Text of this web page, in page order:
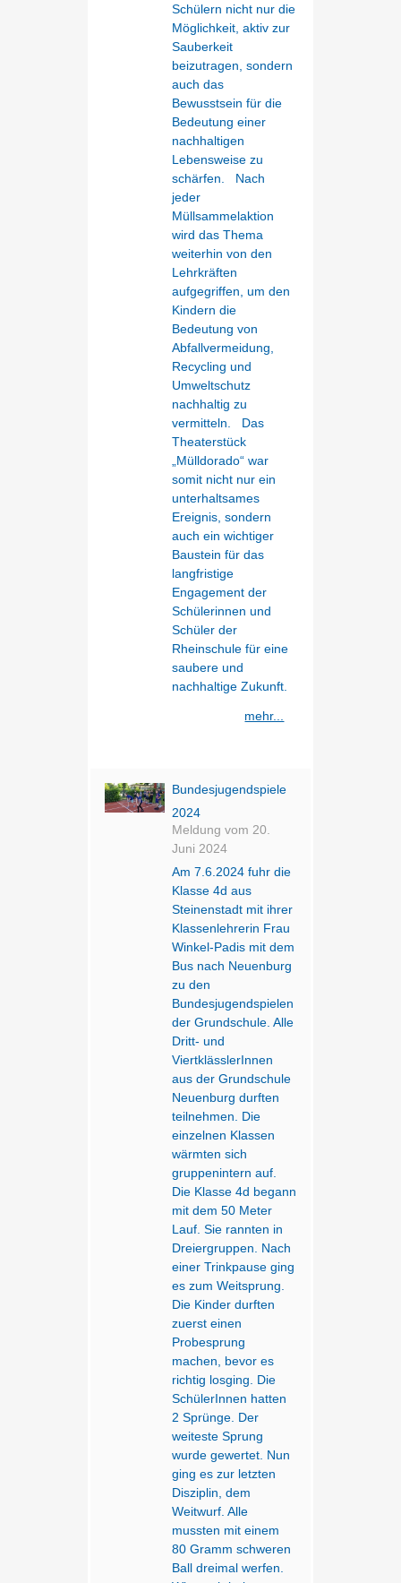
Schülern nicht nur die
Möglichkeit, aktiv zur
Sauberkeit
beizutragen, sondern
auch das
Bewusstsein für die
Bedeutung einer
nachhaltigen
Lebensweise zu
schärfen. Nach
jeder
Müllsammelaktion
wird das Thema
weiterhin von den
Lehrkräften
aufgegriffen, um den
Kindern die
Bedeutung von
Abfallvermeidung,
Recycling und
Umweltschutz
nachhaltig zu
vermitteln. Das
Theaterstück
„Mülldorado“ war
somit nicht nur ein
unterhaltsames
Ereignis, sondern
auch ein wichtiger
Baustein für das
langfristige
Engagement der
Schülerinnen und
Schüler der
Rheinschule für eine
saubere und
nachhaltige Zukunft.
mehr...
Bundesjugendspiele
2024
Meldung vom 20.
Juni 2024
Am 7.6.2024 fuhr die
Klasse 4d aus
Steinenstadt mit ihrer
Klassenlehrerin Frau
Winkel-Padis mit dem
Bus nach Neuenburg
zu den
Bundesjugendspielen
der Grundschule. Alle
Dritt- und
ViertklässlerInnen
aus der Grundschule
Neuenburg durften
teilnehmen. Die
einzelnen Klassen
wärmten sich
gruppenintern auf.
Die Klasse 4d begann
mit dem 50 Meter
Lauf. Sie rannten in
Dreiergruppen. Nach
einer Trinkpause ging
es zum Weitsprung.
Die Kinder durften
zuerst einen
Probesprung
machen, bevor es
richtig losging. Die
SchülerInnen hatten
2 Sprünge. Der
weiteste Sprung
wurde gewertet. Nun
ging es zur letzten
Disziplin, dem
Weitwurf. Alle
mussten mit einem
80 Gramm schweren
Ball dreimal werfen.